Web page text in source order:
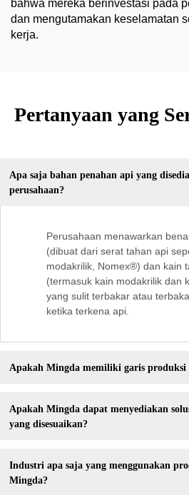
bahwa mereka berinvestasi pada
dan mengutamakan keselamatan
kerja.
Pertanyaan yang
Apa saja bahan penahan api yang
perusahaan?
Perusahaan menawarkan
(dibuat dari serat tahan api
modakrilik, Nomex®) dan kain
(termasuk kain modakrilik dan
yang sulit terbakar atau
ketika terkena api.
Apakah Mingda memiliki garis produksi
Apakah Mingda dapat menyediakan
yang disesuaikan?
Industri apa saja yang menggunakan
Mingda?